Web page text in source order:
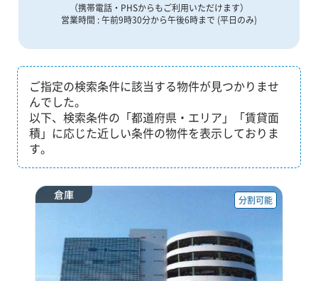
（携帯電話・PHSからもご利用いただけます）
営業時間 : 午前9時30分から午後6時まで (平日のみ)
ご指定の検索条件に該当する物件が見つかりませ
んでした。
以下、検索条件の「都道府県・エリア」「賃貸面
積」に応じた近しい条件の物件を表示しておりま
す。
倉庫 分割可能